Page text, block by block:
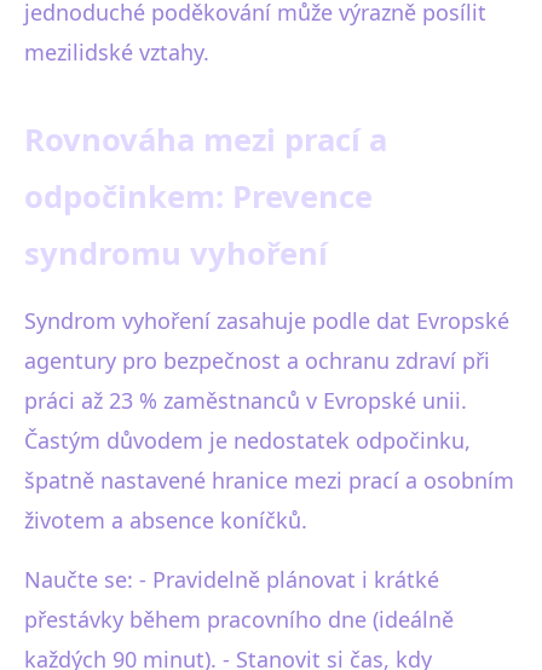
jednoduché poděkování může výrazně posílit
mezilidské vztahy.
Rovnováha mezi prací a
odpočinkem: Prevence
syndromu vyhoření
Syndrom vyhoření zasahuje podle dat Evropské
agentury pro bezpečnost a ochranu zdraví při
práci až 23 % zaměstnanců v Evropské unii.
Častým důvodem je nedostatek odpočinku,
špatně nastavené hranice mezi prací a osobním
životem a absence koníčků.
Naučte se: - Pravidelně plánovat i krátké
přestávky během pracovního dne (ideálně
každých 90 minut). - Stanovit si čas, kdy